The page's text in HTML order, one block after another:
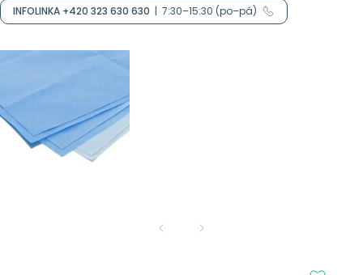
INFOLINKA +420 323 630 630 | 7:30–15:30 (po–pá)